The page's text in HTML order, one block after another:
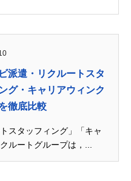
派遣・リクルートスタ
グ・キャリアウィンク
徹底比較
スタッフィング」「キャ
ルートグループは，...